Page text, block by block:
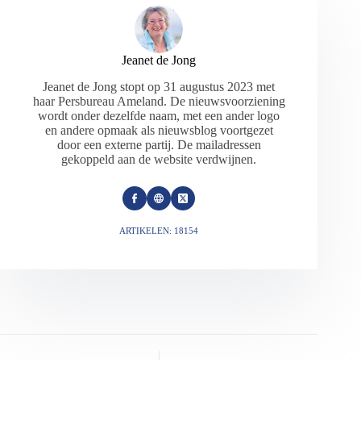
Jeanet de Jong
Jeanet de Jong stopt op 31 augustus 2023 met
haar Persbureau Ameland. De nieuwsvoorziening
wordt onder dezelfde naam, met een ander logo
en andere opmaak als nieuwsblog voortgezet
door een externe partij. De mailadressen
gekoppeld aan de website verdwijnen.
ARTIKELEN: 18154